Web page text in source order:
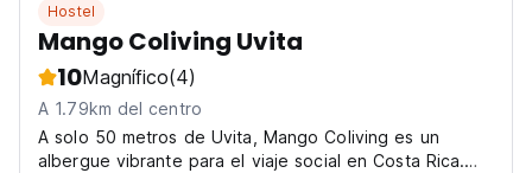
Hostel
Mango Coliving Uvita
10Magnífico(4)
A 1.79km del centro
A solo 50 metros de Uvita, Mango Coliving es un
albergue vibrante para el viaje social en Costa Rica.